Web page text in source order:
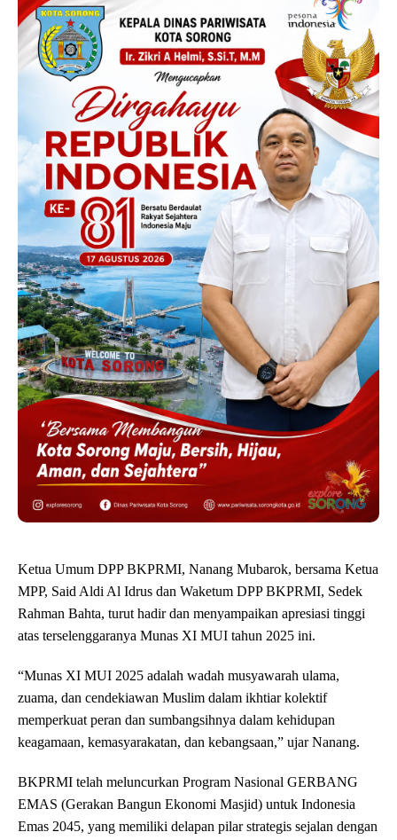
Ketua Umum DPP BKPRMI, Nanang Mubarok, bersama Ketua
MPP, Said Aldi Al Idrus dan Waketum DPP BKPRMI, Sedek
Rahman Bahta, turut hadir dan menyampaikan apresiasi tinggi
atas terselenggaranya Munas XI MUI tahun 2025 ini.
“Munas XI MUI 2025 adalah wadah musyawarah ulama,
zuama, dan cendekiawan Muslim dalam ikhtiar kolektif
memperkuat peran dan sumbangsihnya dalam kehidupan
keagamaan, kemasyarakatan, dan kebangsaan,” ujar Nanang.
BKPRMI telah meluncurkan Program Nasional GERBANG
EMAS (Gerakan Bangun Ekonomi Masjid) untuk Indonesia
Emas 2045, yang memiliki delapan pilar strategis sejalan dengan